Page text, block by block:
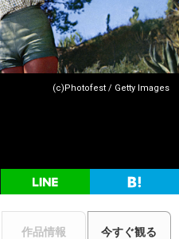
(c)Photofest / Getty Images
作品情報 今すぐ観る